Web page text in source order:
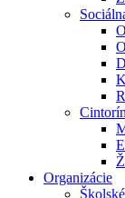
Organizácie